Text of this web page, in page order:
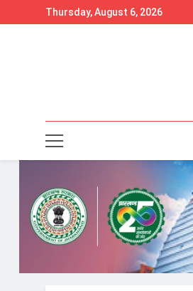
to
Thursday, August 6, 2026